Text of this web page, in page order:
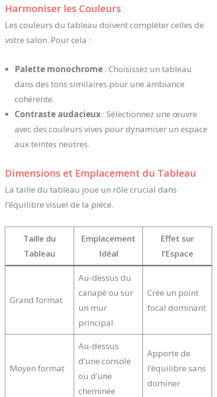
Harmoniser les Couleurs
Les couleurs du tableau doivent compléter celles de
votre salon. Pour cela :
Palette monochrome : Choisissez un tableau
dans des tons similaires pour une ambiance
cohérente.
Contraste audacieux : Sélectionnez une œuvre
avec des couleurs vives pour dynamiser un espace
aux teintes neutres.
Dimensions et Emplacement du Tableau
La taille du tableau joue un rôle crucial dans
l’équilibre visuel de la pièce.
Taille du
Tableau
Emplacement
Idéal
Effet sur
l’Espace
Grand format
Au-dessus du
canapé ou sur
un mur
principal
Crée un point
focal dominant
Moyen format
Au-dessus
d’une console
ou d’une
cheminée
Apporte de
l’équilibre sans
dominer